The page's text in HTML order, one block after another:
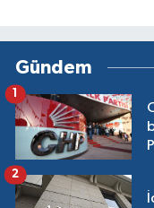
Gündem
1
2